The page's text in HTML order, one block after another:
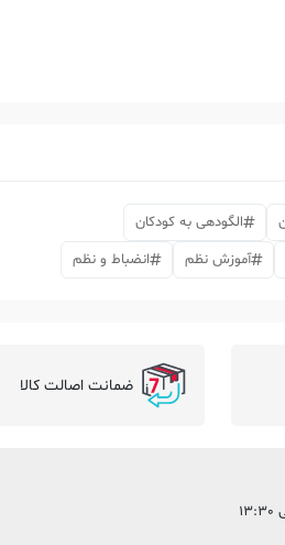
الگودهی به کودکان
آموزش نظم انضباط و نظم
ضمانت اصالت کالا